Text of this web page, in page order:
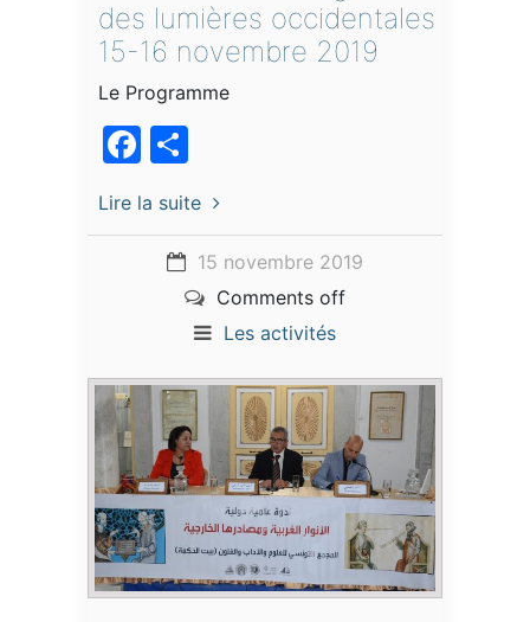
des lumières occidentales
15-16 novembre 2019
Le Programme
Facebook
Lire la suite
15 novembre 2019
Comments off
Les activités